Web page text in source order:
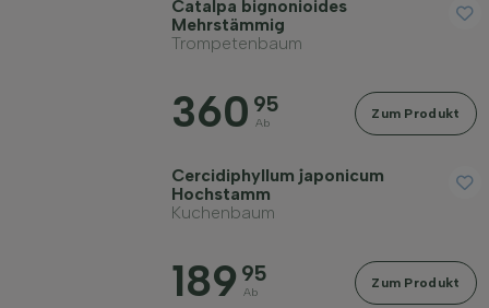
Catalpa bignonioides
Mehrstämmig
Trompetenbaum
360 95
Ab
Zum Produkt
Cercidiphyllum japonicum
Hochstamm
Kuchenbaum
189 95
Ab
Zum Produkt